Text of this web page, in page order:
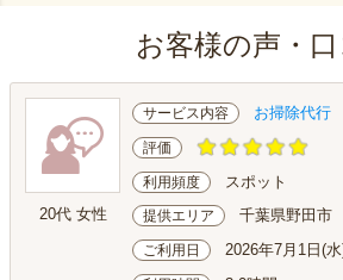
お客様の声・口
20代 女性
サービス内容 お掃除代行
評価
利用頻度 スポット
提供エリア 千葉県野田市
ご利用日 2026年7月1日(